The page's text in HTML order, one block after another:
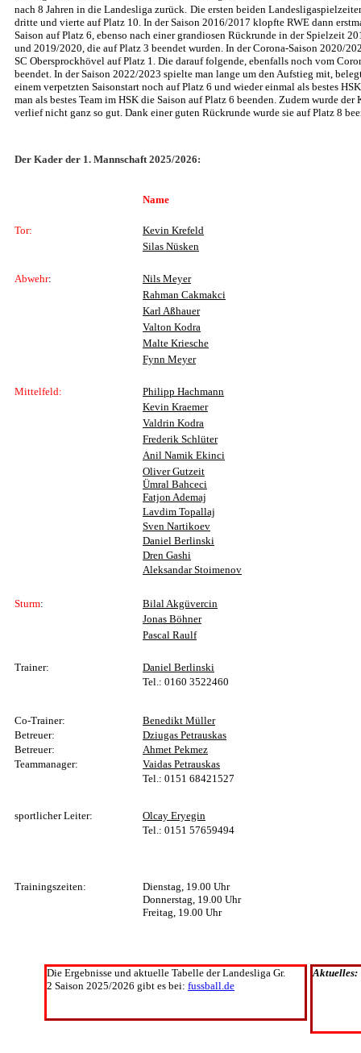
nach 8 Jahren in die Landesliga zurück. Die ersten beiden
dritte und vierte auf Platz 10. In der Saison 2016/2017 klopfte RWE dann
Saison auf Platz 6, ebenso nach einer grandiosen Rückrunde in der Spielzeit
und 2019/2020, die auf Platz 3 beendet wurden. In der Corona-Saison 2020/
SC Obersprockhövel auf Platz 1. Die darauf folgende, ebenfalls noch vom
beendet. In der Saison 2022/2023 spielte man lange um den Aufstieg mit,
einem verpetzten Saisonstart noch auf Platz 6 und wieder einmal als bestes
man als bestes Team im HSK die Saison auf Platz 6 beenden. Zudem wurde
verlief nicht ganz so gut. Dank einer guten Rückrunde wurde sie auf Platz 8
Der Kader der 1. Mannschaft 2025/2026:
Name
Tor:
Kevin Krefeld
Silas Nüsken
Abwehr:
Nils Meyer
Rahman Cakmakci
Karl Aßhauer
Valton Kodra
Malte Kriesche
Fynn Meyer
Mittelfeld:
Philipp Hachmann
Kevin Kraemer
Valdrin Kodra
Frederik Schlüter
Anil Namik Ekinci
Oliver Gutzeit
Ümral Bahceci
Fatjon Ademaj
Lavdim Topallaj
Sven Nartikoev
Daniel Berlinski
Dren Gashi
Aleksandar Stoimenov
Sturm:
Bilal Akgüvercin
Jonas Böhner
Pascal Raulf
Trainer:
Daniel Berlinski
Tel.: 0160 3522460
Co-Trainer:
Benedikt Müller
Betreuer:
Dziugas Petrauskas
Betreuer:
Ahmet Pekmez
Teammanager:
Vaidas Petrauskas
Tel.: 0151 68421527
sportlicher Leiter:
Olcay Eryegin
Tel.: 0151 57659494
Trainingszeiten:
Dienstag, 19.00 Uhr
Donnerstag, 19.00 Uhr
Freitag, 19.00 Uhr
Die Ergebnisse und aktuelle Tabelle der Landesliga Gr.
2 Saison 2025/2026 gibt es bei: fussball.de
Aktuelles: